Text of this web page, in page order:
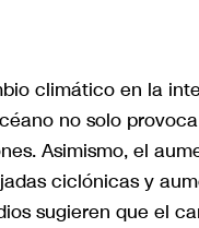
climático en la
no solo
Asimismo, el
ciclónicas y
sugieren que el